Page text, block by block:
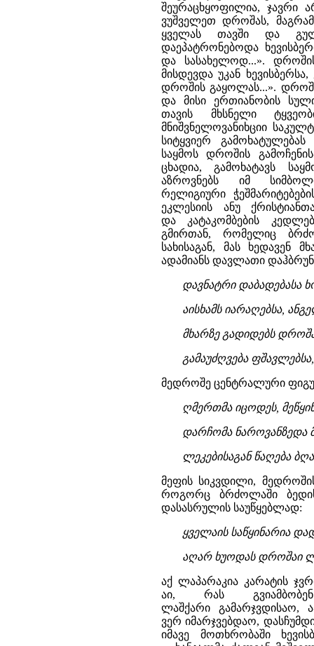
შეურაცხყოფილია, ჯავრი
ვუშველეთ დროშას,
ყველას თავში და
დაეპატრონებოდა
და სასახელოდ...».
მისდევდა უკან
დროშის გაყოლას...».
და მისი ერთიანობის
თავის მხსნელი
მნიშვნელოვანიხციი
სიტყვიერ
საყმოს დროშის
ცხადია, გამოხატავს
აზროვნებს იმ
რელიგიური
ეკლესიის ანუ
და კატაკომბების
გმირთან, რომელიც
სახისაგან, მას
ადამიანს დავლათი
დავნატრი დაბადებასა
აისხამს იარაღებსა,
მხარზე გადიდებს
გამაუძღვება
მედროშე ცენტრალური
ღმერთმა იცოდეს,
დარჩომა ნაროვანზედა
ლეკებისაგან წაღება
მეფის სიკვდილი,
როგორც ბრძოლაში
დასასრულის საუწყებლად:
ყველაის საწყინარია
აღარ ხუოდას დროშაი
აქ ლაპარაკია კარატის
აი, რას
ლაშქარი
ვერ იმარჯვებდაო,
იმავე მოთხრობაში